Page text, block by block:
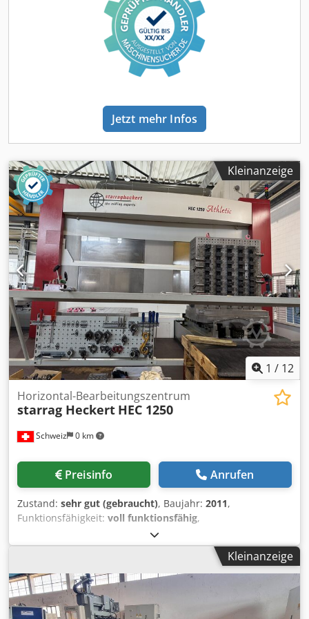
Jetzt mehr Infos
Kleinanzeige
1 / 12
Schweiz 0 km
Horizontal-Bearbeitungszentrum
starrag Heckert HEC 1250
Preisinfo Anrufen
Zustand: sehr gut (gebraucht), Baujahr: 2011,
Funktionsfähigkeit: voll funktionsfähig,
Werkstückaufnahme & Tisch: • Paletten nach DIN 55201,
max. Belademasse 5.000 kg • Kippmoment: 50.000 Nm
Cedpeyzr Ayefx Ag Ijha • Drehtisch: 10 U/min, Auflösung
0,001°, Tangentialmoment (geklemmt): 25.000 Nm
Paletten- & Werkzeugwechsel: • Automatischer
Palettenwechsler für 3 Paletten, Wechselzeit 47 s •
Kleinanzeige